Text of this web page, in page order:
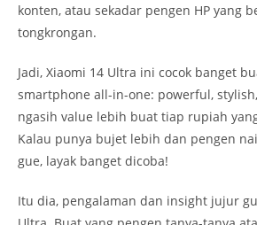
konten, atau sekadar pengen HP yang
tongkrongan.
Jadi, Xiaomi 14 Ultra ini cocok banget
smartphone all-in-one: powerful,
ngasih value lebih buat tiap rupiah
Kalau punya bujet lebih dan pengen
gue, layak banget dicoba!
Itu dia, pengalaman dan insight jujur